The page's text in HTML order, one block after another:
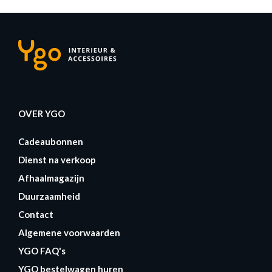
OVER YGO
Cadeaubonnen
Dienst na verkoop
Afhaalmagazijn
Duurzaamheid
Contact
Algemene voorwaarden
YGO FAQ's
YGO bestelwagen huren